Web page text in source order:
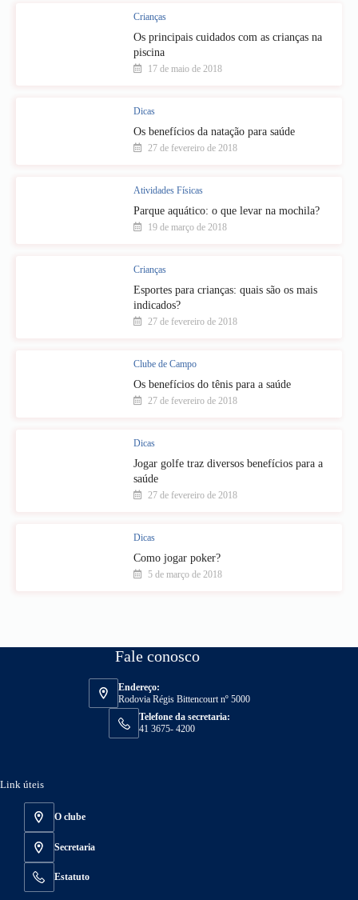
Crianças
Os principais cuidados com as crianças na
piscina
17 de maio de 2018
Dicas
Os benefícios da natação para saúde
27 de fevereiro de 2018
Atividades Físicas
Parque aquático: o que levar na mochila?
19 de março de 2018
Crianças
Esportes para crianças: quais são os mais
indicados?
27 de fevereiro de 2018
Clube de Campo
Os benefícios do tênis para a saúde
27 de fevereiro de 2018
Dicas
Jogar golfe traz diversos benefícios para a
saúde
27 de fevereiro de 2018
Dicas
Como jogar poker?
5 de março de 2018
Fale conosco
Endereço:
Rodovia Régis Bittencourt nº 5000
Telefone da secretaria:
41 3675- 4200
Link úteis
O clube
Secretaria
Estatuto